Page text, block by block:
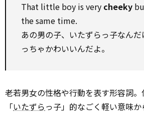
That little boy is very cheeky
the same time.
あの男の子、いたずらっ子なんだ
っちゃかわいいんだよ。
老若男女の性格や行動を表す形容詞
「いたずらっ子」的なごく軽い意味